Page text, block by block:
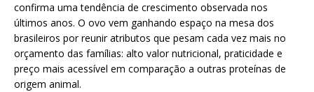
confirma uma tendência de crescimento observada nos
últimos anos. O ovo vem ganhando espaço na mesa dos
brasileiros por reunir atributos que pesam cada vez mais no
orçamento das famílias: alto valor nutricional, praticidade e
preço mais acessível em comparação a outras proteínas de
origem animal.